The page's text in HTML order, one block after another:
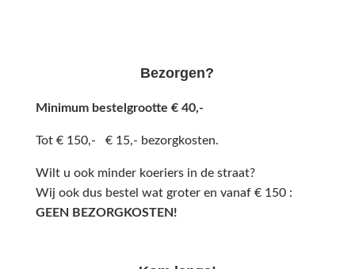
Bezorgen?
Minimum bestelgrootte € 40,-
Tot € 150,- € 15,- bezorgkosten.
Wilt u ook minder koeriers in de straat?
Wij ook dus bestel wat groter en vanaf € 150 :
GEEN BEZORGKOSTEN!